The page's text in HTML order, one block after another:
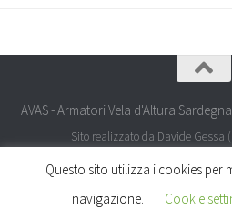
AVAS - Armatori Vela d'Altura
Sito realizzato da Davide Gessa (
Questo sito utilizza i cookies per
navigazione.
Cookie